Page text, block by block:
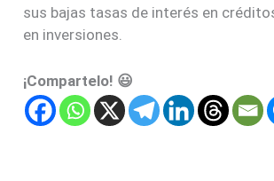
sus bajas tasas de interés en
en inversiones.
¡Compartelo! 😃